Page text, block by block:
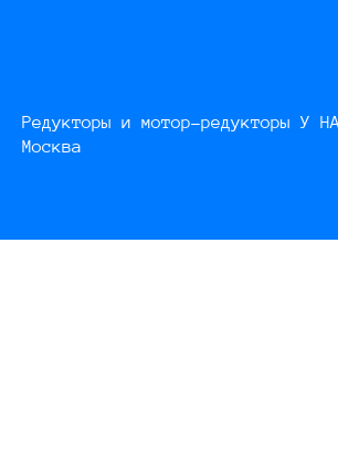
Редукторы и мотор-редукторы У
Москва